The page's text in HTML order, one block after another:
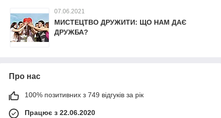
07.06.2021
МИСТЕЦТВО ДРУЖИТИ: ЩО НАМ ДАЄ
ДРУЖБА?
Про нас
100% позитивних з 749 відгуків за рік
Працює з 22.06.2020